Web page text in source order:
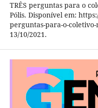
TRÊS perguntas para o
Pólis. Disponível em:
perguntas-para-o-
13/10/2021.